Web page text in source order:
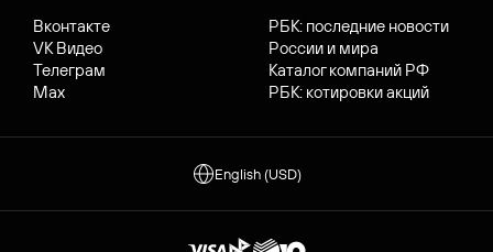
Вконтакте
VK Видео
Телеграм
Max
РБК: последние новости
России и мира
Каталог компаний РФ
РБК: котировки акций
English (USD)